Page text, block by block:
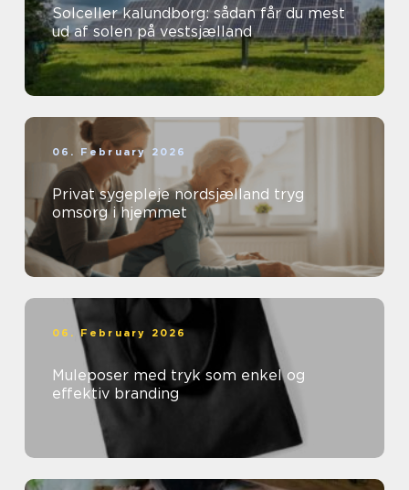
Solceller kalundborg: sådan får du mest
ud af solen på vestsjælland
06. February 2026
Privat sygepleje nordsjælland tryg
omsorg i hjemmet
06. February 2026
Muleposer med tryk som enkel og
effektiv branding